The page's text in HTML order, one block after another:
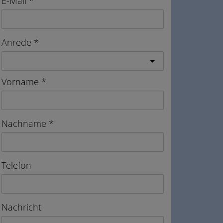
Anrede
Vorname
Nachname
Telefon
Nachricht